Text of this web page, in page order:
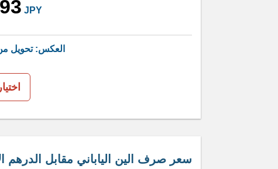
JPY
العكس: تحويل
سعر صرف الين الياباني مقابل الدرهم